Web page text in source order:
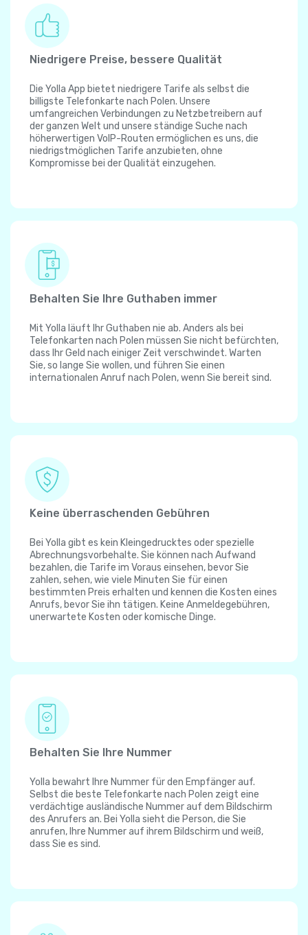
Niedrigere Preise, bessere Qualität
Die Yolla App bietet niedrigere Tarife als selbst die
billigste Telefonkarte nach Polen. Unsere
umfangreichen Verbindungen zu Netzbetreibern auf
der ganzen Welt und unsere ständige Suche nach
höherwertigen VoIP-Routen ermöglichen es uns, die
niedrigstmöglichen Tarife anzubieten, ohne
Kompromisse bei der Qualität einzugehen.
Behalten Sie Ihre Guthaben immer
Mit Yolla läuft Ihr Guthaben nie ab. Anders als bei
Telefonkarten nach Polen müssen Sie nicht befürchten,
dass Ihr Geld nach einiger Zeit verschwindet. Warten
Sie, so lange Sie wollen, und führen Sie einen
internationalen Anruf nach Polen, wenn Sie bereit sind.
Keine überraschenden Gebühren
Bei Yolla gibt es kein Kleingedrucktes oder spezielle
Abrechnungsvorbehalte. Sie können nach Aufwand
bezahlen, die Tarife im Voraus einsehen, bevor Sie
zahlen, sehen, wie viele Minuten Sie für einen
bestimmten Preis erhalten und kennen die Kosten eines
Anrufs, bevor Sie ihn tätigen. Keine Anmeldegebühren,
unerwartete Kosten oder komische Dinge.
Behalten Sie Ihre Nummer
Yolla bewahrt Ihre Nummer für den Empfänger auf.
Selbst die beste Telefonkarte nach Polen zeigt eine
verdächtige ausländische Nummer auf dem Bildschirm
des Anrufers an. Bei Yolla sieht die Person, die Sie
anrufen, Ihre Nummer auf ihrem Bildschirm und weiß,
dass Sie es sind.